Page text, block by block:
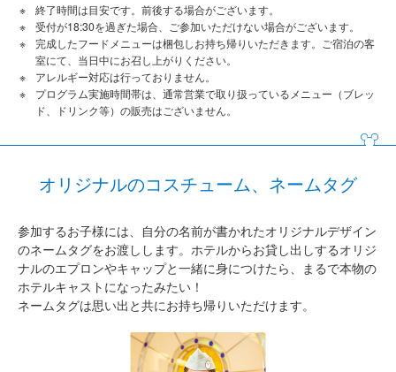
終了時間は目安です。前後する場合がございます。
受付が18:30を過ぎた場合、ご参加いただけない場合がございます。
完成したフードメニューは梱包しお持ち帰りいただきます。ご宿泊の客
室にて、当日中にお召し上がりください。
アレルギー対応は行っておりません。
プログラム実施時間帯は、通常営業で取り扱っているメニュー（ブレッ
ド、ドリンク等）の販売はございません。
オリジナルのコスチューム、ネームタグ
参加するお子様には、自分の名前が書かれたオリジナルデザイン
のネームタグをお渡しします。ホテルからお貸し出しするオリジ
ナルのエプロンやキャップと一緒に身につけたら、まるで本物の
ホテルキャストになったみたい！
ネームタグは思い出と共にお持ち帰りいただけます。